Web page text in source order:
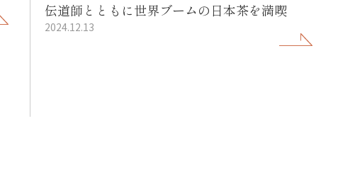
伝道師とともに世界ブームの日本茶を満喫
2024.12.13